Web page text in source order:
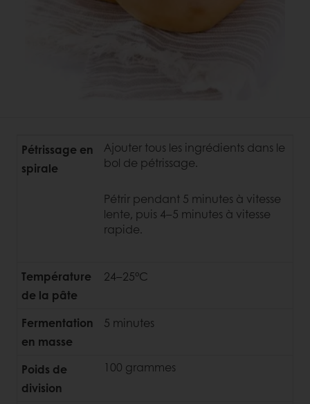
Pétrissage en
spirale
Ajouter tous les ingrédients dans le
bol de pétrissage.
Pétrir pendant 5 minutes à vitesse
lente, puis 4–5 minutes à vitesse
rapide.
Température
de la pâte
24–25°C
Fermentation
en masse
5 minutes
Poids de
division
100 grammes